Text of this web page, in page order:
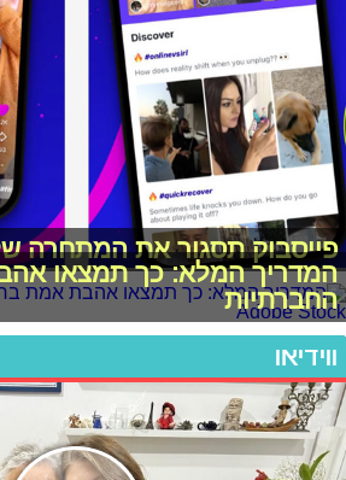
פייסבוק תסגור את המתחרה
המדריך המלא: כך תמצאו
החברתיות
ווידיאו